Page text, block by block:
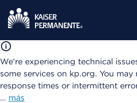
We're experiencing technical
some services on kp.org. You may
response times or intermittent
… más